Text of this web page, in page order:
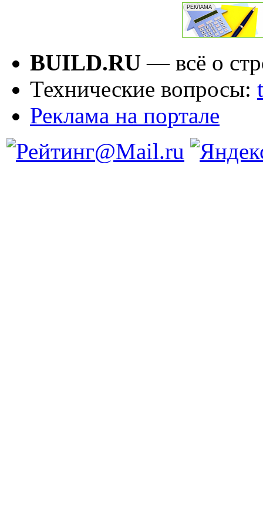
BUILD.RU — всё о
Технические вопросы:
Реклама на портале